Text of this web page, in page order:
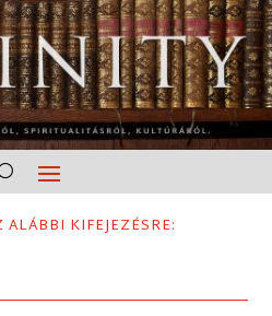
KIFEJEZÉSRE: